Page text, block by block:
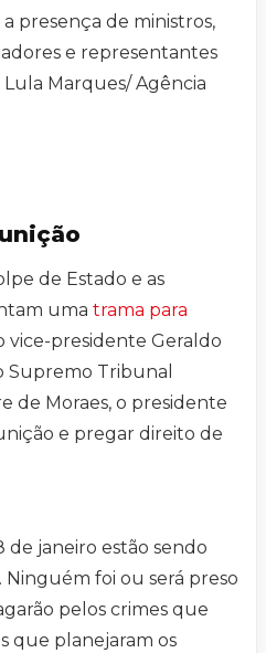
presença de ministros,
e representantes
Marques/ Agência
de Estado e as
uma trama para
vice-presidente Geraldo
Supremo Tribunal
de Moraes, o presidente
e pregar direito de
de janeiro estão sendo
Ninguém foi ou será preso
pelos crimes que
que planejaram os